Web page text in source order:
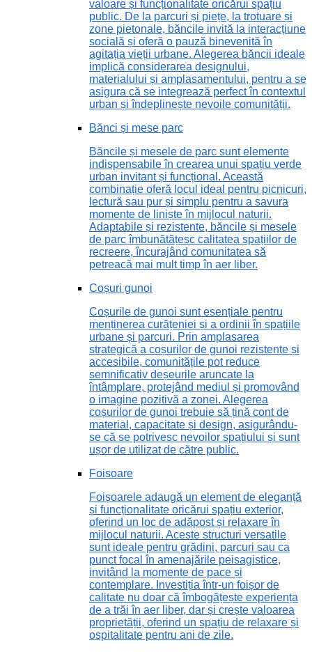
valoare și funcționalitate oricărui spațiu
public. De la parcuri și piețe, la trotuare și
zone pietonale, băncile invită la interacțiune
socială și oferă o pauză binevenită în
agitația vieții urbane. Alegerea băncii ideale
implică considerarea designului,
materialului și amplasamentului, pentru a se
asigura că se integrează perfect în contextul
urban și îndeplinește nevoile comunității.
Bănci și mese parc
Băncile și mesele de parc sunt elemente
indispensabile în crearea unui spațiu verde
urban invitant și funcțional. Această
combinație oferă locul ideal pentru picnicuri,
lectură sau pur și simplu pentru a savura
momente de liniște în mijlocul naturii.
Adaptabile și rezistente, băncile și mesele
de parc îmbunătățesc calitatea spațiilor de
recreere, încurajând comunitatea să
petreacă mai mult timp în aer liber.
Coșuri gunoi
Coșurile de gunoi sunt esențiale pentru
menținerea curățeniei și a ordinii în spațiile
urbane și parcuri. Prin amplasarea
strategică a coșurilor de gunoi rezistente și
accesibile, comunitățile pot reduce
semnificativ deșeurile aruncate la
întâmplare, protejând mediul și promovând
o imagine pozitivă a zonei. Alegerea
coșurilor de gunoi trebuie să țină cont de
material, capacitate și design, asigurându-
se că se potrivesc nevoilor spațiului și sunt
ușor de utilizat de către public.
Foișoare
Foișoarele adaugă un element de eleganță
și funcționalitate oricărui spațiu exterior,
oferind un loc de adăpost și relaxare în
mijlocul naturii. Aceste structuri versatile
sunt ideale pentru grădini, parcuri sau ca
punct focal în amenajările peisagistice,
invitând la momente de pace și
contemplare. Investiția într-un foișor de
calitate nu doar că îmbogățește experiența
de a trăi în aer liber, dar și crește valoarea
proprietății, oferind un spațiu de relaxare și
ospitalitate pentru ani de zile.